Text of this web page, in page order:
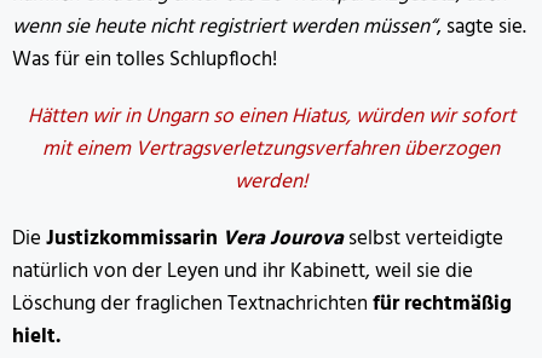
wenn sie heute nicht registriert werden müssen“, sagte sie.
Was für ein tolles Schlupfloch!
Hätten wir in Ungarn so einen Hiatus, würden wir sofort
mit einem Vertragsverletzungsverfahren überzogen
werden!
DieJustizkommissarin Vera Jourovaselbst verteidigte
natürlich von der Leyen und ihr Kabinett, weil sie die
Löschung der fraglichen Textnachrichtenfür rechtmäßig
hielt.